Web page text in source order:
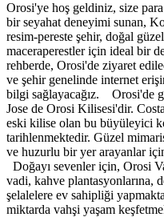
Orosi'ye hoş geldiniz, size
bir seyahat deneyimi sunan,
resim-pereste şehir, doğal
maceraperestler için ideal bir
rehberde, Orosi'de ziyaret
ve şehir genelinde internet
bilgi sağlayacağız. Orosi'de
Jose de Orosi Kilisesi'dir.
eski kilise olan bu büyüleyici
tarihlenmektedir. Güzel
ve huzurlu bir yer arayanlar
Doğayı sevenler için, Orosi
vadi, kahve plantasyonlarına,
şelalelere ev sahipliği
miktarda vahşi yaşam